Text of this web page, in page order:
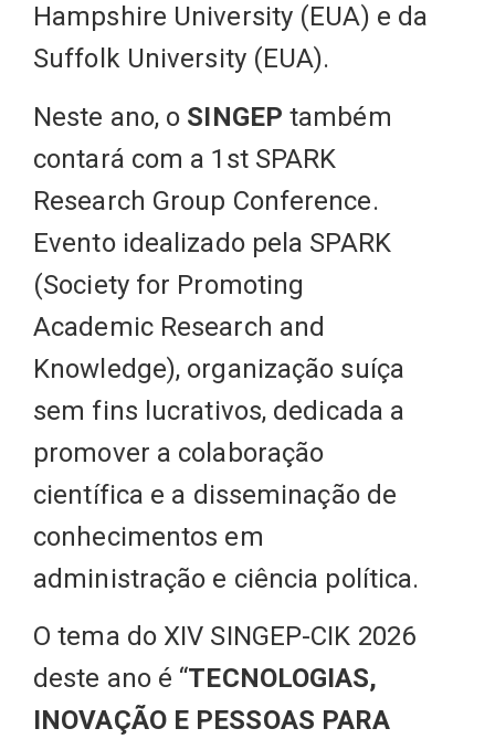
Hampshire University (EUA) e da
Suffolk University (EUA).
Neste ano, o SINGEP também
contará com a 1st SPARK
Research Group Conference.
Evento idealizado pela SPARK
(Society for Promoting
Academic Research and
Knowledge), organização suíça
sem fins lucrativos, dedicada a
promover a colaboração
científica e a disseminação de
conhecimentos em
administração e ciência política.
O tema do XIV SINGEP-CIK 2026
deste ano é “TECNOLOGIAS,
INOVAÇÃO E PESSOAS PARA